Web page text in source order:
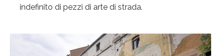
indefinito di pezzi di arte di strada.